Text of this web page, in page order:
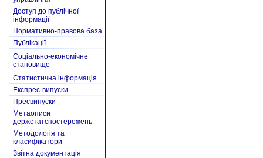
Доступ до публічної
інформації
Нормативно-правова база
Публікації
Соціально-економічне
становище
Статистична інформація
Експрес-випуски
Пресвипуски
Метаописи
держстатспостережень
Методологія та
класифікатори
Звітна документація